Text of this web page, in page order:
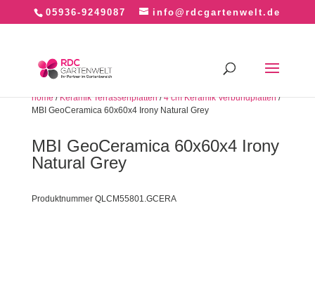
05936-9249087 info@rdcgartenwelt.de
home/Keramik Terrassenplatten/4 cm Keramik Verbundplatten/
MBI GeoCeramica 60x60x4 Irony Natural Grey
MBI GeoCeramica 60x60x4 Irony
Natural Grey
Produktnummer QLCM55801.GCERA